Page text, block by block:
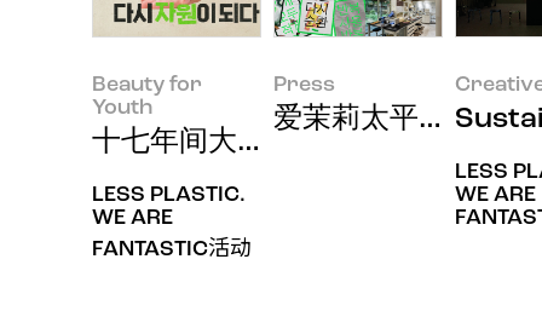
Beauty for
Youth
十七年间大家携手共创的惊人纪录
LESS PLASTIC.
WE ARE
FANTASTIC活动
Press
爱茉莉太平洋斩获
LESS
WE ARE